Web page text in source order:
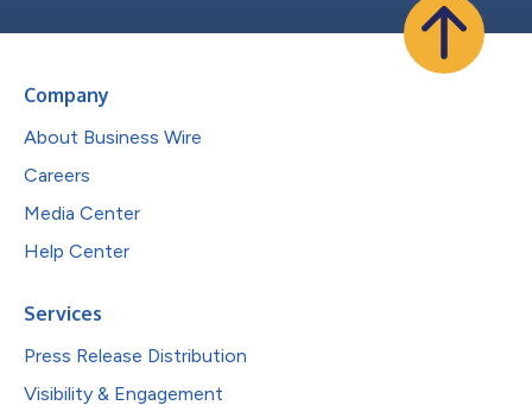
Company
About Business Wire
Careers
Media Center
Help Center
Services
Press Release Distribution
Visibility & Engagement